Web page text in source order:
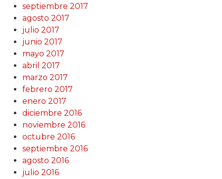
septiembre 2017
agosto 2017
julio 2017
junio 2017
mayo 2017
abril 2017
marzo 2017
febrero 2017
enero 2017
diciembre 2016
noviembre 2016
octubre 2016
septiembre 2016
agosto 2016
julio 2016